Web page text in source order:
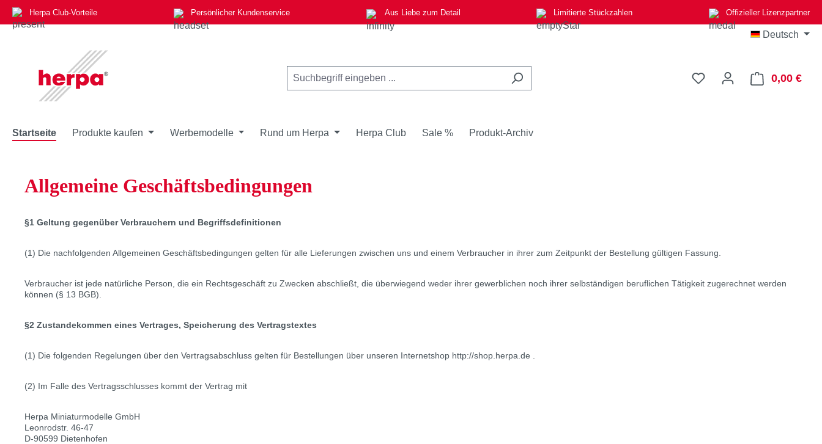
Hauptinhalt springen
Zur Suche springen
Zur Hauptnavigation springen
Herpa Club-Vorteile Persönlicher Kundenservice Aus Liebe zum Detail Limitierte Stückzahlen Offizieller Lizenzpartner
Deutsch
Du hast 0 Produkte auf
0,00 €
Startseite Produkte kaufen Werbemodelle Rund um Herpa Herpa Club Sale % Produkt-Archiv
Allgemeine Geschäftsbedingungen
§1 Geltung gegenüber Verbrauchern und Begriffsdefinitionen
(1) Die nachfolgenden Allgemeinen Geschäftsbedingungen gelten für alle Lieferungen zwischen uns und einem Verbraucher in ihrer zum Zeitpunkt der Bestellung gültigen Fassung.
Verbraucher ist jede natürliche Person, die ein Rechtsgeschäft zu Zwecken abschließt, die überwiegend weder ihrer gewerblichen noch ihrer selbständigen beruflichen Tätigkeit zugerechnet werden
können (§ 13 BGB).
§2 Zustandekommen eines Vertrages, Speicherung des Vertragstextes
(1) Die folgenden Regelungen über den Vertragsabschluss gelten für Bestellungen über unseren Internetshop http://shop.herpa.de .
(2) Im Falle des Vertragsschlusses kommt der Vertrag mit
Herpa Miniaturmodelle GmbH
Leonrodstr. 46-47
D-90599 Dietenhofen